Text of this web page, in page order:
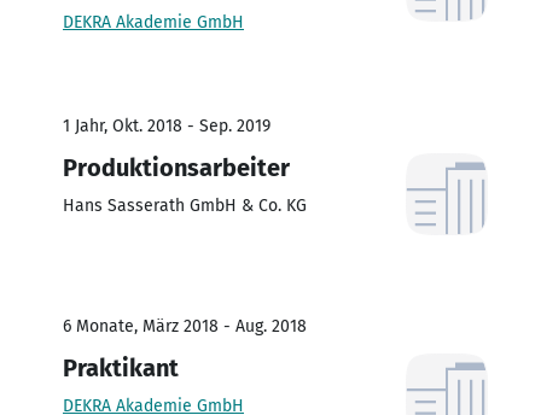
DEKRA Akademie GmbH
1 Jahr, Okt. 2018 - Sep. 2019
Produktionsarbeiter
Hans Sasserath GmbH & Co. KG
6 Monate, März 2018 - Aug. 2018
Praktikant
DEKRA Akademie GmbH